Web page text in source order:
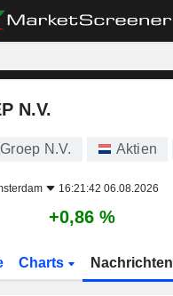
N.V.
N.V. Aktien
16:21:42 06.08.2026
+0,86 %
Charts Nachrichten